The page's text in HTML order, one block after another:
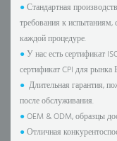
●Стандартная
требования к испытаниям,
каждой процедуре.
●У нас есть сертификат
сертификат CPI для рынка
● Длительная гарантия,
после обслуживания.
●OEM & ODM, образцы
●Отличная